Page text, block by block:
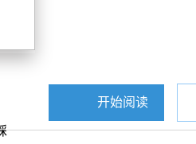
开始阅读